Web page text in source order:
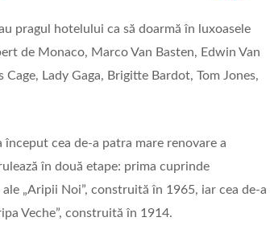
pragul hotelului ca să doarmă în luxoasele
de Monaco, Marco Van Basten, Edwin Van
Lady Gaga, Brigitte Bardot, Tom Jones,
cea de-a patra mare renovare a
în două etape: prima cuprinde
„Aripii Noi”, construită în 1965, iar cea de-a
Veche”, construită în 1914.